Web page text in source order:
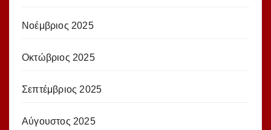
Νοέμβριος 2025
Οκτώβριος 2025
Σεπτέμβριος 2025
Αύγουστος 2025